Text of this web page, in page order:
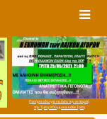
Πατήστε εδώ για να δείτε την εκπομπή
την Τρίτη 9:00 μμ και κάθε Τρίτη